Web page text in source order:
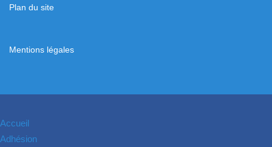
Plan du site
Mentions légales
Accueil
Adhésion